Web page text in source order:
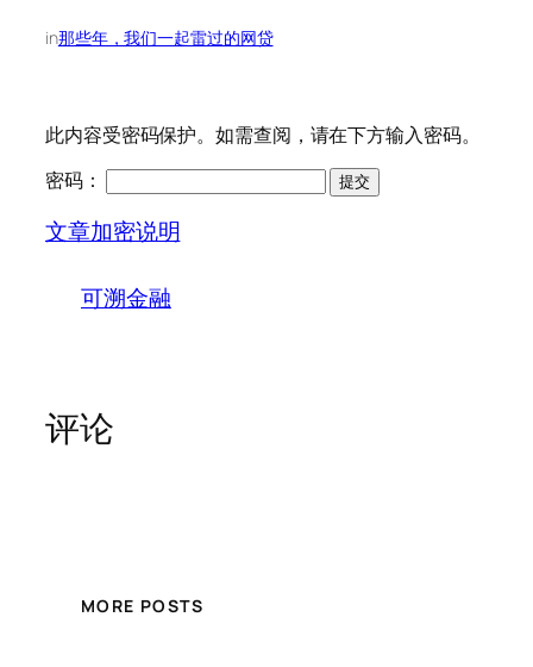
in那些年，我们一起雷过的网贷
此内容受密码保护。如需查阅，请在下方输入密码。
密码：
文章加密说明
可溯金融
评论
MORE POSTS